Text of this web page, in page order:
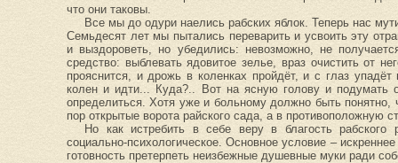
что они таковы.
Все мы до одури наелись рабских яблок. Теперь нас
Семьдесят лет мы пытались переварить и усвоить эту
и выздороветь, но убедились: невозможно, не
средство: выблевать ядовитое зелье, враз очистить от
прояснится, и дрожь в коленках пройдёт, и с глаз
колен и идти... Куда?.. Вот на ясную голову и подумать
определиться. Хотя уже и больному должно быть понятно,
пор открытые ворота райского сада, а в противоположную
Но как истребить в себе веру в благость рабского
социально-психологическое. Основное условие –
готовность претерпеть неизбежные душевные муки ради